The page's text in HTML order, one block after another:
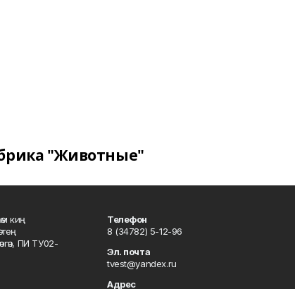
"Животные"
киң
ПИ ТУ02-
Телефон
8 (34782) 5-12-96
Эл. почта
tvest@yandex.ru
Адрес